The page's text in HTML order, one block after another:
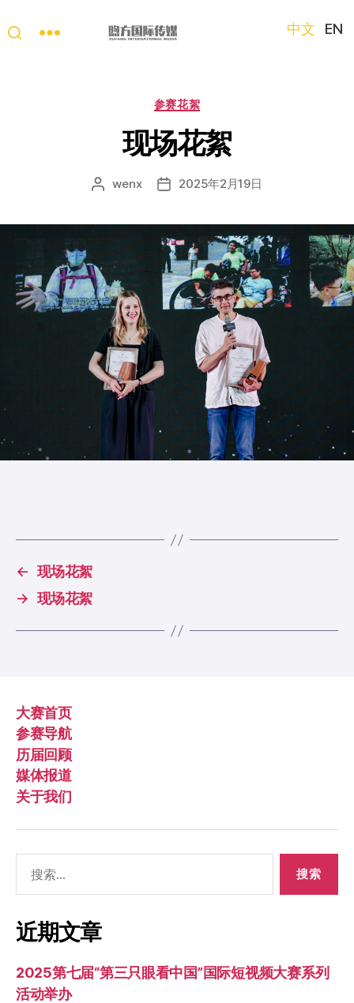
只
眼
看
中
国
短
视
频
大
赛
中文 EN
分
参赛花絮
现场花絮
文 wenx
发
期
2025年2月19日
← 现场花絮
→ 现场花絮
大赛首页
参赛导航
历届回顾
媒体报道
关于我们
索：
近期文章
2025第七届“第三只眼看中国”国际短视频大赛系列
活动举办